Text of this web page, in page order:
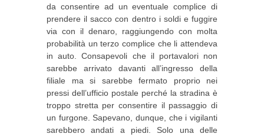
da consentire ad un eventuale complice di
prendere il sacco con dentro i soldi e fuggire
via con il denaro, raggiungendo con molta
probabilità un terzo complice che li attendeva
in auto. Consapevoli che il portavalori non
sarebbe arrivato davanti all’ingresso della
filiale ma si sarebbe fermato proprio nei
pressi dell’ufficio postale perché la stradina è
troppo stretta per consentire il passaggio di
un furgone. Sapevano, dunque, che i vigilanti
sarebbero andati a piedi. Solo una delle